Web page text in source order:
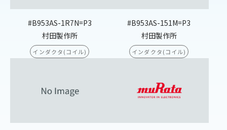
#B953AS-1R7N=P3
村田製作所
インダクタ(コイル)
#B953AS-151M=P3
村田製作所
インダクタ(コイル)